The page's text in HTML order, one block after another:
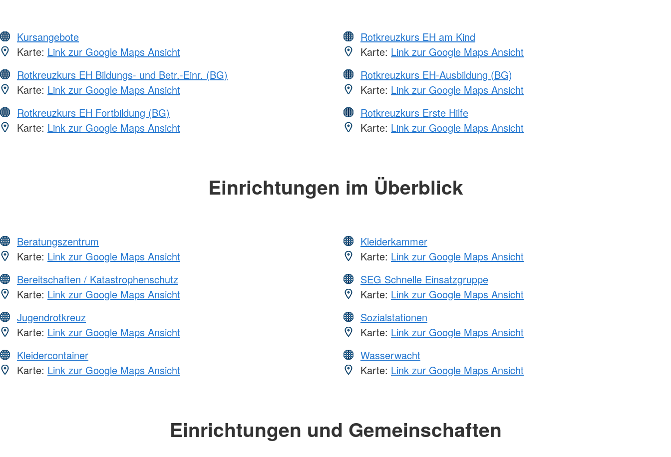
Kursangebote
Karte: Link zur Google Maps Ansicht
Rotkreuzkurs EH Bildungs- und Betr.-Einr. (BG)
Karte: Link zur Google Maps Ansicht
Rotkreuzkurs EH Fortbildung (BG)
Karte: Link zur Google Maps Ansicht
Rotkreuzkurs EH am Kind
Karte: Link zur Google Maps Ansicht
Rotkreuzkurs EH-Ausbildung (BG)
Karte: Link zur Google Maps Ansicht
Rotkreuzkurs Erste Hilfe
Karte: Link zur Google Maps Ansicht
Einrichtungen im Überblick
Beratungszentrum
Karte: Link zur Google Maps Ansicht
Bereitschaften / Katastrophenschutz
Karte: Link zur Google Maps Ansicht
Jugendrotkreuz
Karte: Link zur Google Maps Ansicht
Kleidercontainer
Karte: Link zur Google Maps Ansicht
Kleiderkammer
Karte: Link zur Google Maps Ansicht
SEG Schnelle Einsatzgruppe
Karte: Link zur Google Maps Ansicht
Sozialstationen
Karte: Link zur Google Maps Ansicht
Wasserwacht
Karte: Link zur Google Maps Ansicht
Einrichtungen und Gemeinschaften